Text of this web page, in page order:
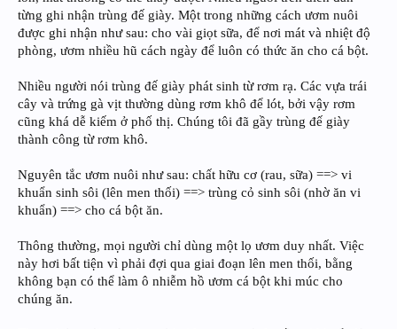
từng ghi nhận trùng đế giày. Một trong những cách ươm nuôi
được ghi nhận như sau: cho vài giọt sữa, để nơi mát và nhiệt độ
phòng, ươm nhiều hũ cách ngày để luôn có thức ăn cho cá bột.
Nhiều người nói trùng đế giày phát sinh từ rơm rạ. Các vựa trái
cây và trứng gà vịt thường dùng rơm khô để lót, bởi vậy rơm
cũng khá dễ kiếm ở phố thị. Chúng tôi đã gầy trùng đế giày
thành công từ rơm khô.
Nguyên tắc ươm nuôi như sau: chất hữu cơ (rau, sữa) ==> vi
khuẩn sinh sôi (lên men thối) ==> trùng cỏ sinh sôi (nhờ ăn vi
khuẩn) ==> cho cá bột ăn.
Thông thường, mọi người chỉ dùng một lọ ươm duy nhất. Việc
này hơi bất tiện vì phải đợi qua giai đoạn lên men thối, bằng
không bạn có thể làm ô nhiễm hồ ươm cá bột khi múc cho
chúng ăn.